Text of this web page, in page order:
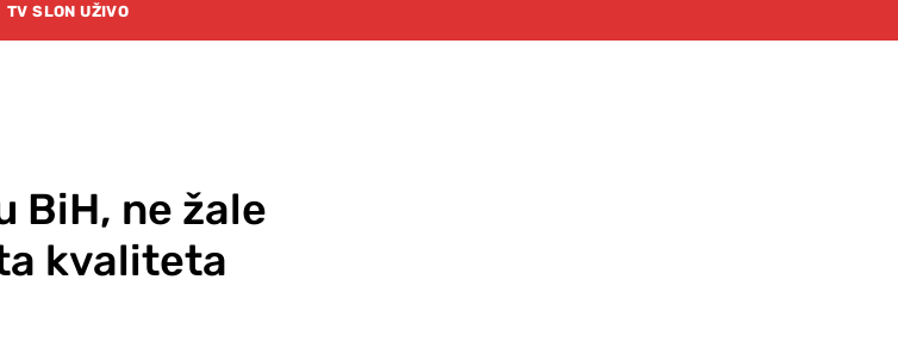
TV SLON UŽIVO
BiH, ne žale
kvaliteta